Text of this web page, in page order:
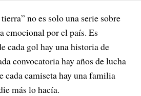
no es solo una serie sobre
emocional por el país. Es
cada gol hay una historia de
convocatoria hay años de lucha
cada camiseta hay una familia
más lo hacía.